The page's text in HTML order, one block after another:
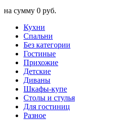
на сумму 0 руб.
Кухни
Спальни
Без категории
Гостиные
Прихожие
Детские
Диваны
Шкафы-купе
Столы и стулья
Для гостиниц
Разное